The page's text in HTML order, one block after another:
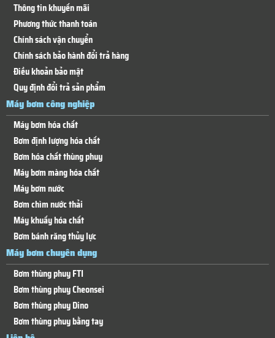
Thông tin khuyến mãi
Phương thức thanh toán
Chính sách vận chuyển
Chính sách bảo hành đổi trả hàng
Điều khoản bảo mật
Quy định đổi trả sản phẩm
Máy bơm công nghiệp
Máy bơm hóa chất
Bơm định lượng hóa chất
Bơm hóa chất thùng phuy
Máy bơm màng hóa chất
Máy bơm nước
Bơm chìm nước thải
Máy khuấy hóa chất
Bơm bánh răng thủy lực
Máy bơm chuyên dụng
Bơm thùng phuy FTI
Bơm thùng phuy Cheonsei
Bơm thùng phuy Dino
Bơm thùng phuy bằng tay